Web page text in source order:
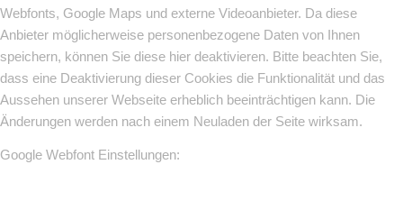
Webfonts, Google Maps und externe Videoanbieter. Da diese
Anbieter möglicherweise personenbezogene Daten von Ihnen
speichern, können Sie diese hier deaktivieren. Bitte beachten Sie,
dass eine Deaktivierung dieser Cookies die Funktionalität und das
Aussehen unserer Webseite erheblich beeinträchtigen kann. Die
Änderungen werden nach einem Neuladen der Seite wirksam.
Google Webfont Einstellungen: